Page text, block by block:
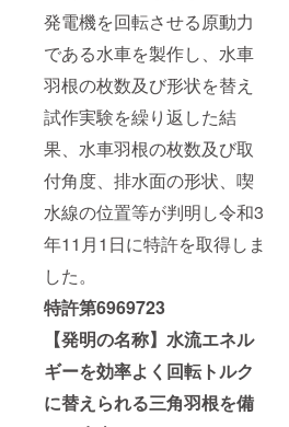
発電機を回転させる原動力
である水車を製作し、水車
羽根の枚数及び形状を替え
試作実験を繰り返した結
果、水車羽根の枚数及び取
付角度、排水面の形状、喫
水線の位置等が判明し令和3
年11月1日に特許を取得しま
した。
特許第6969723
【発明の名称】水流エネル
ギーを効率よく回転トルク
に替えられる三角羽根を備